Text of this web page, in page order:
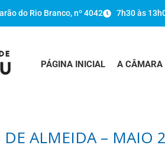
do Rio Branco, nº 4042 7h30 às
PÁGINA INICIAL A CÂMARA
DE ALMEIDA – MAIO